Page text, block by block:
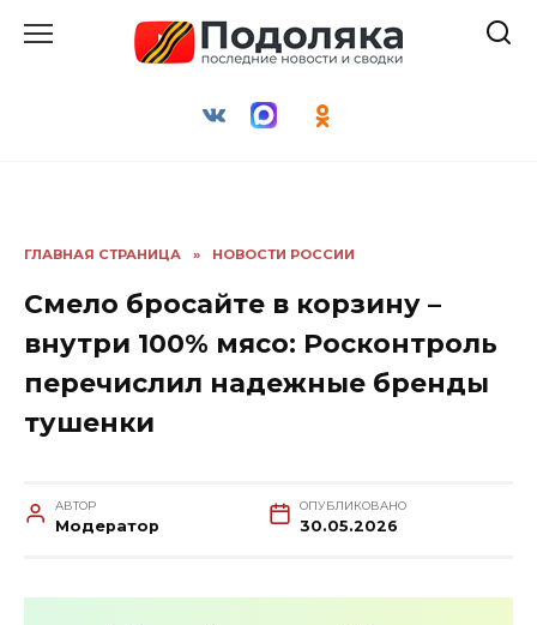
ГЛАВНАЯ СТРАНИЦА » НОВОСТИ РОССИИ
Смело бросайте в корзину –
внутри 100% мясо: Росконтроль
перечислил надежные бренды
тушенки
АВТОР
Модератор
ОПУБЛИКОВАНО
30.05.2026